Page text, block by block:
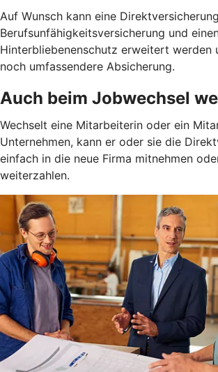
Auf Wunsch kann eine
Berufsunfähigkeitsversicherung und
Hinterbliebenenschutz erweitert werden
noch umfassendere Absicherung.
Auch beim Jobwechsel
Wechselt eine Mitarbeiterin oder ein
Unternehmen, kann er oder sie die
einfach in die neue Firma mitnehmen
weiterzahlen.